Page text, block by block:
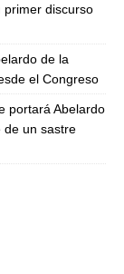
primer discurso
de la
el Congreso
portará Abelardo
de un sastre